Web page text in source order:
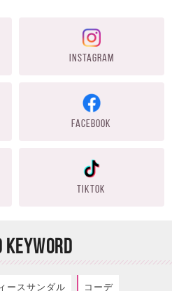
INSTAGRAM
FACEBOOK
TIKTOK
KEYWORD
ースサンダル コーデ